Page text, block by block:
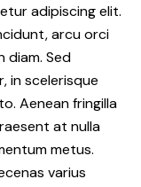
adipiscing elit.
arcu orci
diam. Sed
in scelerisque
Aenean fringilla
at nulla
metus.
varius